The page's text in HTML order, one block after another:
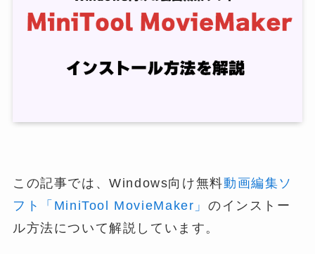
この記事では、Windows向け無料動画編集ソ
フト「MiniTool MovieMaker」のインストー
ル方法について解説しています。